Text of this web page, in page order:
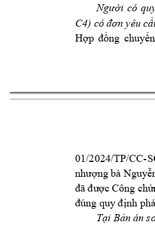
Người có
C4) có đơn yêu cầ
Hợp đồng chuyển
01/2024/TP/CC-
nhượng bà Nguyễ
đã được Công chứ
đúng quy định
Tại Bản án